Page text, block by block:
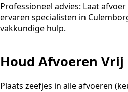
Professioneel advies: Laat
ervaren specialisten in
vakkundige hulp.
Houd Afvoeren Vrij
Plaats zeefjes in alle afvoeren